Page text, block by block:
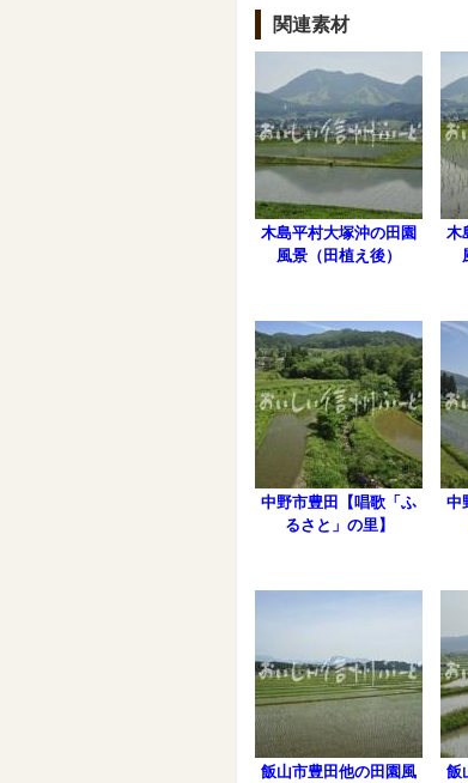
関連素材
木島平村大塚沖の田園
風景（田植え後）
木
中野市豊田【唱歌「ふ
るさと」の里】
中
飯山市豊田他の田園風 飯